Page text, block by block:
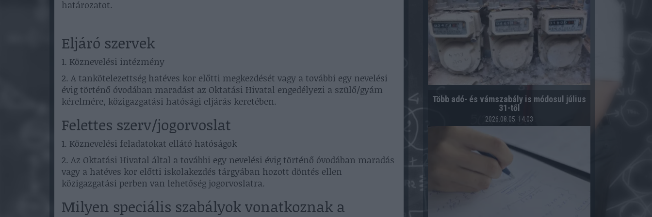
határozatot.
Eljáró szervek
1. Köznevelési intézmény
2. A tankötelezettség hatéves kor előtti megkezdését vagy a további egy nevelési
évig történő óvodában maradást az Oktatási Hivatal engedélyezi a szülő/gyám
kérelmére, közigazgatási hatósági eljárás keretében.
Felettes szerv/jogorvoslat
1. Köznevelési feladatokat ellátó hatóságok
2. Az Oktatási Hivatal által a további egy nevelési évig történő óvodában maradás
vagy a hatéves kor előtti iskolakezdés tárgyában hozott döntés ellen
közigazgatási perben van lehetőség jogorvoslatra.
Milyen speciális szabályok vonatkoznak a
Több adó- és vámszabály is módosul július
31-től
2026.08.05. 14:03